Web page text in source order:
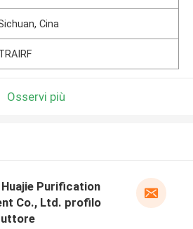
Cina
Osservi più
Huajie Purification
Co., Ltd. profilo